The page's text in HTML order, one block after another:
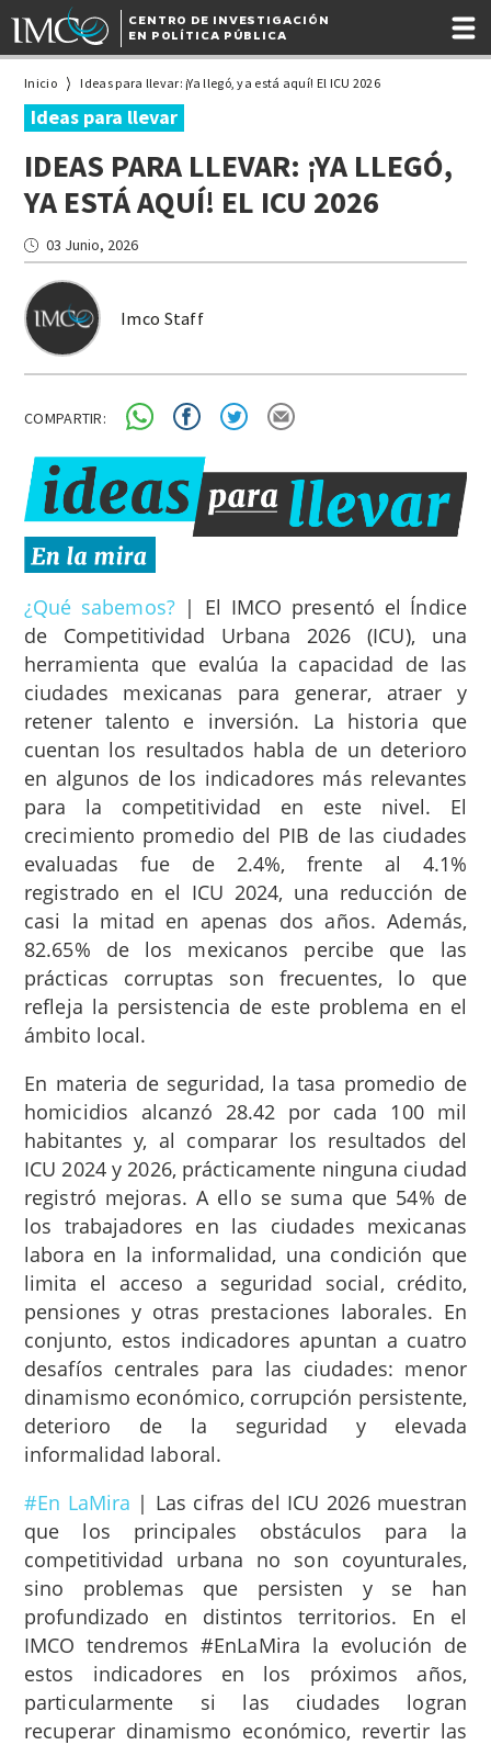
CENTRO DE INVESTIGACIÓN
EN POLÍTICA PÚBLICA
Inicio Ideas para llevar: ¡Ya llegó, ya está aquí! El ICU 2026
Ideas para llevar
IDEAS PARA LLEVAR: ¡YA LLEGÓ,
YA ESTÁ AQUÍ! EL ICU 2026
Imco Staff
03 Junio, 2026
COMPARTIR:
¿Qué sabemos? | El IMCO presentó el Índice
de Competitividad Urbana 2026 (ICU), una
herramienta que evalúa la capacidad de las
ciudades mexicanas para generar, atraer y
retener talento e inversión. La historia que
cuentan los resultados habla de un deterioro
en algunos de los indicadores más relevantes
para la competitividad en este nivel. El
crecimiento promedio del PIB de las ciudades
evaluadas fue de 2.4%, frente al 4.1%
registrado en el ICU 2024, una reducción de
casi la mitad en apenas dos años. Además,
82.65% de los mexicanos percibe que las
prácticas corruptas son frecuentes, lo que
refleja la persistencia de este problema en el
ámbito local.
En materia de seguridad, la tasa promedio de
homicidios alcanzó 28.42 por cada 100 mil
habitantes y, al comparar los resultados del
ICU 2024 y 2026, prácticamente ninguna ciudad
registró mejoras. A ello se suma que 54% de
los trabajadores en las ciudades mexicanas
labora en la informalidad, una condición que
limita el acceso a seguridad social, crédito,
pensiones y otras prestaciones laborales. En
conjunto, estos indicadores apuntan a cuatro
desafíos centrales para las ciudades: menor
dinamismo económico, corrupción persistente,
deterioro de la seguridad y elevada
informalidad laboral.
#En LaMira | Las cifras del ICU 2026 muestran
que los principales obstáculos para la
competitividad urbana no son coyunturales,
sino problemas que persisten y se han
profundizado en distintos territorios. En el
IMCO tendremos #EnLaMira la evolución de
estos indicadores en los próximos años,
particularmente si las ciudades logran
recuperar dinamismo económico, revertir las